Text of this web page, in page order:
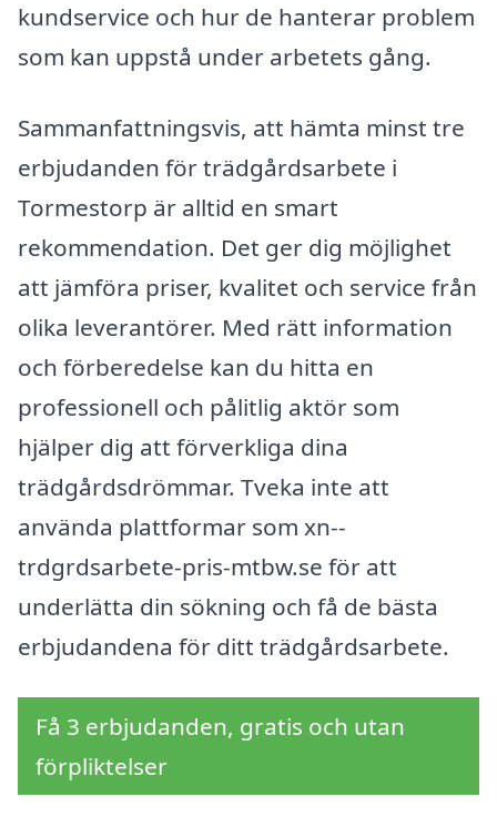
kundservice och hur de hanterar problem
som kan uppstå under arbetets gång.
Sammanfattningsvis, att hämta minst tre
erbjudanden för trädgårdsarbete i
Tormestorp är alltid en smart
rekommendation. Det ger dig möjlighet
att jämföra priser, kvalitet och service från
olika leverantörer. Med rätt information
och förberedelse kan du hitta en
professionell och pålitlig aktör som
hjälper dig att förverkliga dina
trädgårdsdrömmar. Tveka inte att
använda plattformar som xn--
trdgrdsarbete-pris-mtbw.se för att
underlätta din sökning och få de bästa
erbjudandena för ditt trädgårdsarbete.
Få 3 erbjudanden, gratis och utan
förpliktelser